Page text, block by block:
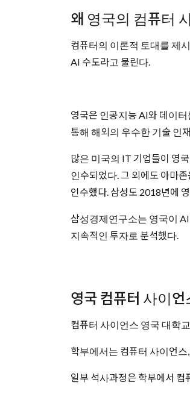
왜 영국의 컴퓨터
컴퓨터의 이론적 토대를 제
AI 수도라고 불린다.
영국은 인공지능 AI와 데이
통해 해외의 우수한 기술 인
많은 미국의 IT 기업들이 영
인수되었다. 그 외에도 아마
인수했다. 삼성도 2018년에
삼성경제연구소는 영국이 AI
지속적인 투자로 분석했다.
영국 컴퓨터 사이언
컴퓨터 사이언스 영국 대학
학부에서는 컴퓨터 사이언스
일부 석사과정은 학부에서